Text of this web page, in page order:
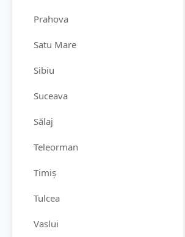
Prahova
Satu Mare
Sibiu
Suceava
Sălaj
Teleorman
Timiș
Tulcea
Vaslui